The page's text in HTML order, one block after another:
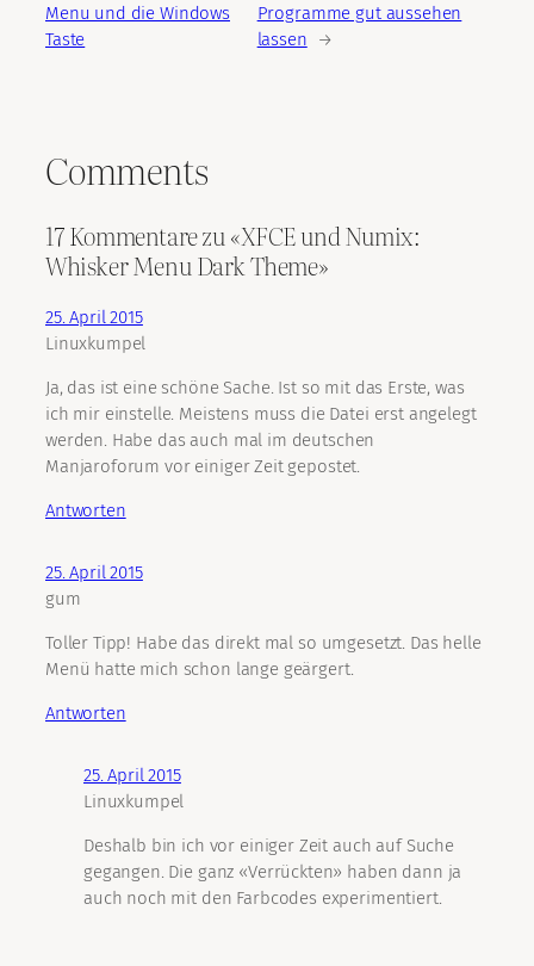
Menu und die Windows
Taste
Programme gut aussehen
lassen
→
Comments
17 Kommentare zu «XFCE und Numix:
Whisker Menu Dark Theme»
25. April 2015
Linuxkumpel
Ja, das ist eine schöne Sache. Ist so mit das Erste, was
ich mir einstelle. Meistens muss die Datei erst angelegt
werden. Habe das auch mal im deutschen
Manjaroforum vor einiger Zeit gepostet.
Antworten
25. April 2015
gum
Toller Tipp! Habe das direkt mal so umgesetzt. Das helle
Menü hatte mich schon lange geärgert.
Antworten
25. April 2015
Linuxkumpel
Deshalb bin ich vor einiger Zeit auch auf Suche
gegangen. Die ganz «Verrückten» haben dann ja
auch noch mit den Farbcodes experimentiert.